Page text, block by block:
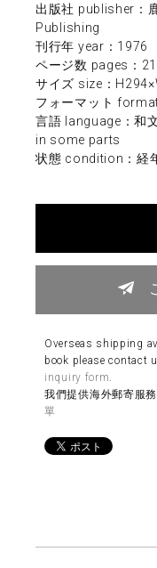
出版社 publisher：
Publishing
刊行年 year：1976
ページ数 pages：
サイズ size：
フォーマット
言語 language：和
in some parts
状態 condition：経
Overseas shipping
book please contact
inquiry form
我們提供海外郵寄服
單